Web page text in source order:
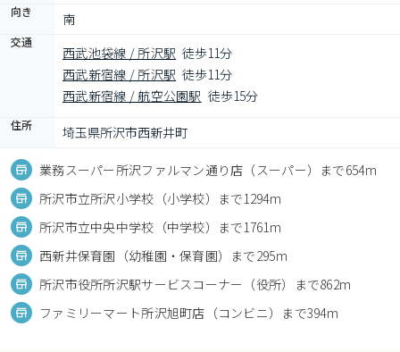
向き 南
交通
西武池袋線 / 所沢駅 徒歩11分
西武新宿線 / 所沢駅 徒歩11分
西武新宿線 / 航空公園駅 徒歩15分
住所 埼玉県所沢市西新井町
業務スーパー所沢ファルマン通り店（スーパー）まで654m
所沢市立所沢小学校（小学校）まで1294m
所沢市立中央中学校（中学校）まで1761m
西新井保育園（幼稚園・保育園）まで295m
所沢市役所所沢駅サービスコーナー（役所）まで862m
ファミリーマート所沢旭町店（コンビニ）まで394m